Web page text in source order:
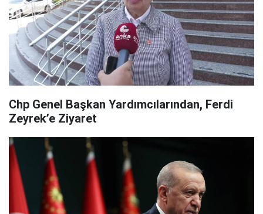
Chp Genel Başkan Yardımcılarından, Ferdi
Zeyrek’e Ziyaret